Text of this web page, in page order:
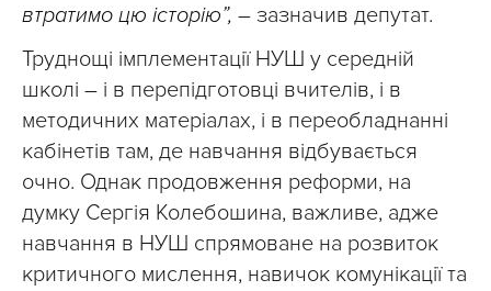
втратимо цю історію”, – зазначив депутат.
Труднощі імплементації НУШ у середній
школі – і в перепідготовці вчителів, і в
методичних матеріалах, і в переобладнанні
кабінетів там, де навчання відбувається
очно. Однак продовження реформи, на
думку Сергія Колебошина, важливе, адже
навчання в НУШ спрямоване на розвиток
критичного мислення, навичок комунікації та